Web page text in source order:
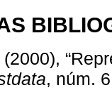
, núm.